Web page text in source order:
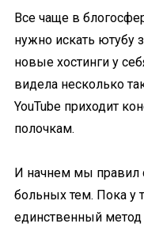
Все чаще в
нужно искать ютубу
новые хостинги у
видела несколько
YouTube приходит
полочкам.
И начнем мы правил
больных тем. Пока у
единственный метод